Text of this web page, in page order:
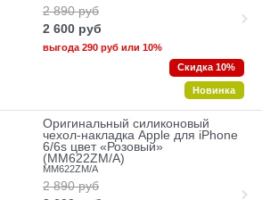
2 890 руб
2 600 руб
выгода 290 рубили 10%
Скидка 10%
Новинка
Оригинальный силиконовый
чехол-накладка Apple для iPhone
6/6s цвет «Розовый»
(MM622ZM/A)
MM622ZM/A
2 890 руб